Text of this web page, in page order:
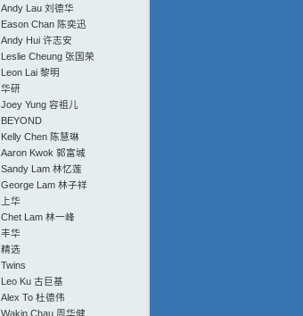
Andy Lau 刘德华
Eason Chan 陈奕迅
Andy Hui 许志安
Leslie Cheung 张国荣
Leon Lai 黎明
华研
Joey Yung 容祖儿
BEYOND
Kelly Chen 陈慧琳
Aaron Kwok 郭富城
Sandy Lam 林忆莲
George Lam 林子祥
上华
Chet Lam 林一峰
丰华
精选
Twins
Leo Ku 古巨基
Alex To 杜德伟
Wakin Chau 周华健